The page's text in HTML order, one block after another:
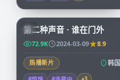
KR
72:34
第二种声音 · 谁在门外
72.9K 2024-03-09 8.9
热播新片 韩国